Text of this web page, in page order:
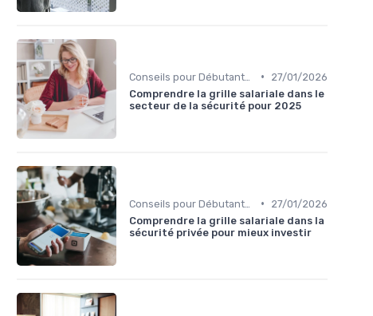
•
27/01/2026
Comprendre la grille salariale dans le
secteur de la sécurité pour 2025
•
27/01/2026
Comprendre la grille salariale dans la
sécurité privée pour mieux investir